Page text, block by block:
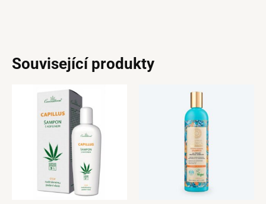
Související produkty